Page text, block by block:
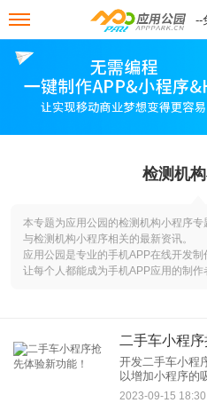
--
检测机
本专题为应用公园的检测机构小程序
与检测机构小程序相关的最新资讯。
应用公园是专业的手机APP在线开发
让每个人都能成为手机APP应用的制作
二手车小程序
开发二手车小程
以增加小程序的
一些可能的新功
2023-09-15 18:30